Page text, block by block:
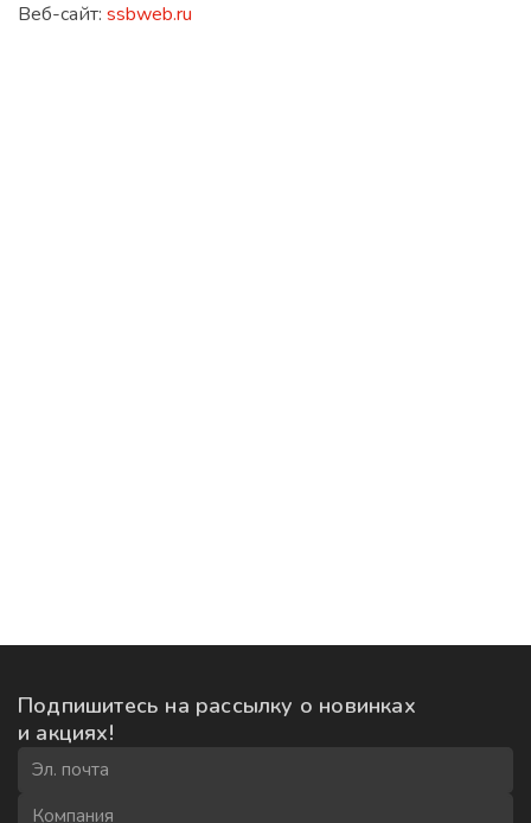
Веб-сайт: ssbweb.ru
Подпишитесь на рассылку о новинках
и акциях!